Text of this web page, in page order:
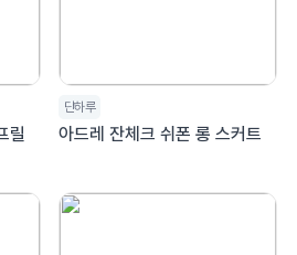
릴
단하루
아드레 잔체크 쉬폰 롱 스커트